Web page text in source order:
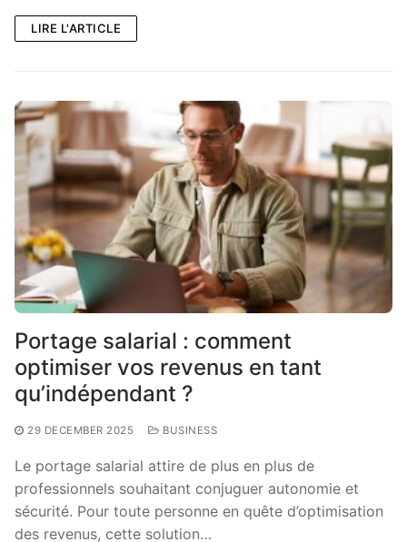
LIRE L'ARTICLE
Portage salarial : comment
optimiser vos revenus en tant
qu’indépendant ?
29 DECEMBER 2025 BUSINESS
Le portage salarial attire de plus en plus de
professionnels souhaitant conjuguer autonomie et
sécurité. Pour toute personne en quête d’optimisation
des revenus, cette solution…